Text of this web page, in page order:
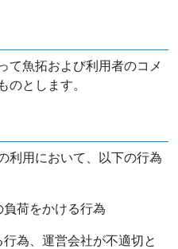
て魚拓および利用者のコメ
のとします。
利用において、以下の行為
荷をかける行為
為、運営会社が不適切と